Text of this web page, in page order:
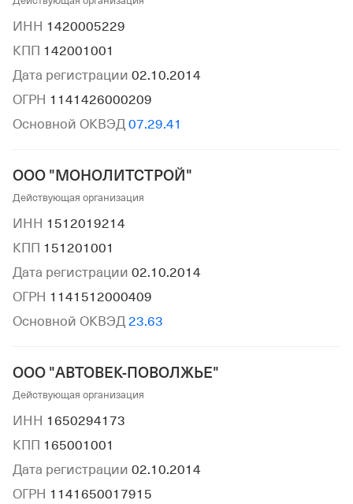
ИНН 1420005229
КПП 142001001
Дата регистрации 02.10.2014
ОГРН 1141426000209
Основной ОКВЭД 07.29.41
ООО "МОНОЛИТСТРОЙ"
Действующая организация
ИНН 1512019214
КПП 151201001
Дата регистрации 02.10.2014
ОГРН 1141512000409
Основной ОКВЭД 23.63
ООО "АВТОВЕК-ПОВОЛЖЬЕ"
Действующая организация
ИНН 1650294173
КПП 165001001
Дата регистрации 02.10.2014
ОГРН 1141650017915